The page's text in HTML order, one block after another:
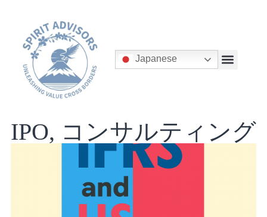
Japanese
IPO, コンサルティング